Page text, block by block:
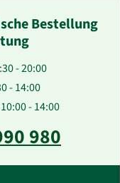
Bestellung
- 20:00
- 14:00
- 14:00
980